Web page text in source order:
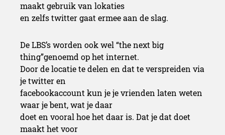
maakt gebruik van lokaties
en zelfs twitter gaat ermee aan de slag.
De LBS’s worden ook wel “the next big
thing”genoemd op het internet.
Door de locatie te delen en dat te verspreiden via
je twitter en
facebookaccount kun je je vrienden laten weten
waar je bent, wat je daar
doet en vooral hoe het daar is. Dat je dat doet
maakt het voor